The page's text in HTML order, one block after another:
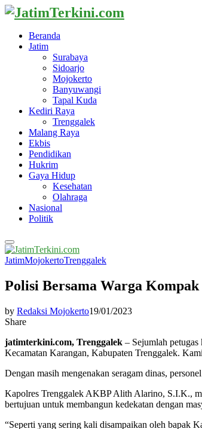
Beranda
Jatim
Surabaya
Sidoarjo
Mojokerto
Banyuwangi
Tapal Kuda
Kediri Raya
Trenggalek
Malang Raya
Ekbis
Pendidikan
Hukrim
Gaya Hidup
Kesehatan
Olahraga
Nasional
Politik
Primary
Menu
JatimMojokertoTrenggalek
Polisi Bersama Warga
by Redaksi Mojokerto19/01/2023
Share
jatimterkini.com, Trenggalek – Sejumlah
Kecamatan Karangan, Kabupaten Trenggalek.
Dengan masih mengenakan seragam dinas,
Kapolres Trenggalek AKBP Alith Alarino, S.I.K.,
bertujuan untuk membangun kedekatan dengan
“Seperti yang sering kali disampaikan oleh bapak